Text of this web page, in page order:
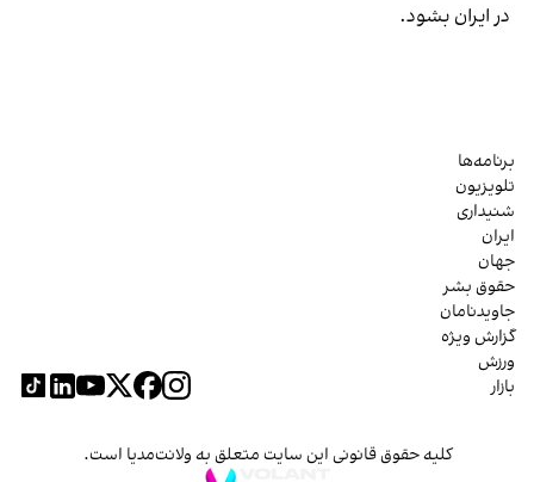
در ایران بشود.
برنامه‌ها
تلویزیون
شنیداری
ایران
جهان
حقوق بشر
جاویدنامان
گزارش ویژه
ورزش
بازار
کلیه حقوق قانونی این سایت متعلق به ولانت‌مدیا است.